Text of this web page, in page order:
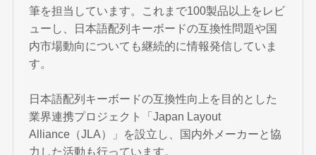
筆を担当しています。これまで100製品以上をレビ
ューし、日本語配列キーボードの互換性問題や国
内市場動向についても継続的に情報発信していま
す。
日本語配列キーボードの互換性向上を目的とした
業界連携プロジェクト「Japan Layout
Alliance（JLA）」を設立し、国内外メーカーと協
力した活動も行っています。